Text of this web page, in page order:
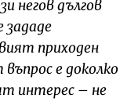
негов дългов
зададе
приходен
е доколко
интерес – не